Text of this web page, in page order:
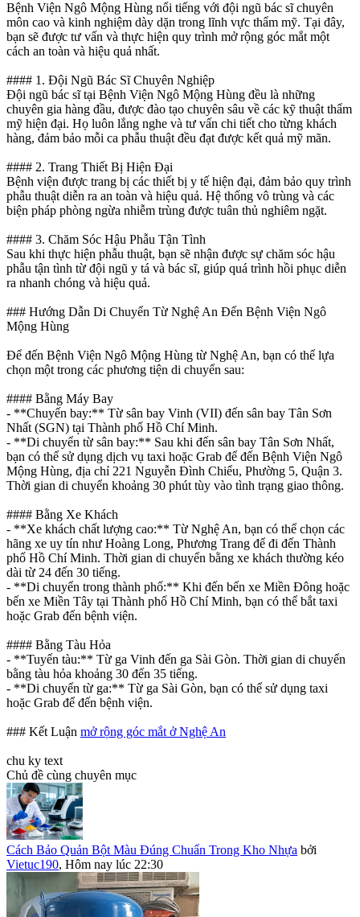
Bệnh Viện Ngô Mộng Hùng nổi tiếng với đội ngũ bác sĩ chuyên
môn cao và kinh nghiệm dày dặn trong lĩnh vực thẩm mỹ. Tại đây,
bạn sẽ được tư vấn và thực hiện quy trình mở rộng góc mắt một
cách an toàn và hiệu quả nhất.
#### 1. Đội Ngũ Bác Sĩ Chuyên Nghiệp
Đội ngũ bác sĩ tại Bệnh Viện Ngô Mộng Hùng đều là những
chuyên gia hàng đầu, được đào tạo chuyên sâu về các kỹ thuật thẩm
mỹ hiện đại. Họ luôn lắng nghe và tư vấn chi tiết cho từng khách
hàng, đảm bảo mỗi ca phẫu thuật đều đạt được kết quả mỹ mãn.
#### 2. Trang Thiết Bị Hiện Đại
Bệnh viện được trang bị các thiết bị y tế hiện đại, đảm bảo quy trình
phẫu thuật diễn ra an toàn và hiệu quả. Hệ thống vô trùng và các
biện pháp phòng ngừa nhiễm trùng được tuân thủ nghiêm ngặt.
#### 3. Chăm Sóc Hậu Phẫu Tận Tình
Sau khi thực hiện phẫu thuật, bạn sẽ nhận được sự chăm sóc hậu
phẫu tận tình từ đội ngũ y tá và bác sĩ, giúp quá trình hồi phục diễn
ra nhanh chóng và hiệu quả.
### Hướng Dẫn Di Chuyển Từ Nghệ An Đến Bệnh Viện Ngô
Mộng Hùng
Để đến Bệnh Viện Ngô Mộng Hùng từ Nghệ An, bạn có thể lựa
chọn một trong các phương tiện di chuyển sau:
#### Bằng Máy Bay
- **Chuyến bay:** Từ sân bay Vinh (VII) đến sân bay Tân Sơn
Nhất (SGN) tại Thành phố Hồ Chí Minh.
- **Di chuyển từ sân bay:** Sau khi đến sân bay Tân Sơn Nhất,
bạn có thể sử dụng dịch vụ taxi hoặc Grab để đến Bệnh Viện Ngô
Mộng Hùng, địa chỉ 221 Nguyễn Đình Chiểu, Phường 5, Quận 3.
Thời gian di chuyển khoảng 30 phút tùy vào tình trạng giao thông.
#### Bằng Xe Khách
- **Xe khách chất lượng cao:** Từ Nghệ An, bạn có thể chọn các
hãng xe uy tín như Hoàng Long, Phương Trang để đi đến Thành
phố Hồ Chí Minh. Thời gian di chuyển bằng xe khách thường kéo
dài từ 24 đến 30 tiếng.
- **Di chuyển trong thành phố:** Khi đến bến xe Miền Đông hoặc
bến xe Miền Tây tại Thành phố Hồ Chí Minh, bạn có thể bắt taxi
hoặc Grab đến bệnh viện.
#### Bằng Tàu Hỏa
- **Tuyến tàu:** Từ ga Vinh đến ga Sài Gòn. Thời gian di chuyển
bằng tàu hỏa khoảng 30 đến 35 tiếng.
- **Di chuyển từ ga:** Từ ga Sài Gòn, bạn có thể sử dụng taxi
hoặc Grab để đến bệnh viện.
### Kết Luận mở rộng góc mắt ở Nghệ An
chu ky text
Chủ đề cùng chuyên mục
Cách Bảo Quản Bột Màu Đúng Chuẩn Trong Kho Nhựa bởi
Vietuc190, Hôm nay lúc 22:30